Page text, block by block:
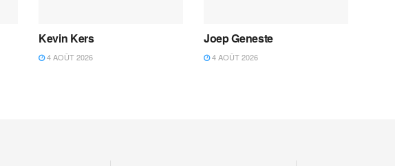
Kevin Kers
4 AOÛT 2026
Joep Geneste
4 AOÛT 2026